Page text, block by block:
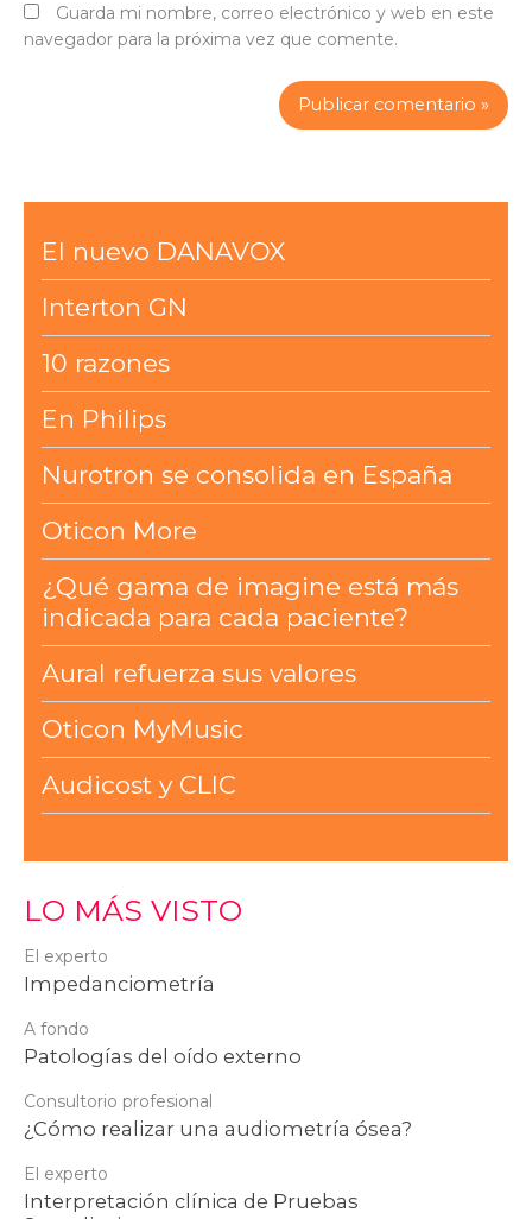
Guarda mi nombre, correo electrónico y web en este
navegador para la próxima vez que comente.
El nuevo DANAVOX
Interton GN
10 razones
En Philips
Nurotron se consolida en España
Oticon More
¿Qué gama de imagine está más
indicada para cada paciente?
Aural refuerza sus valores
Oticon MyMusic
Audicost y CLIC
LO MÁS VISTO
El experto
Impedanciometría
A fondo
Patologías del oído externo
Consultorio profesional
¿Cómo realizar una audiometría ósea?
El experto
Interpretación clínica de Pruebas